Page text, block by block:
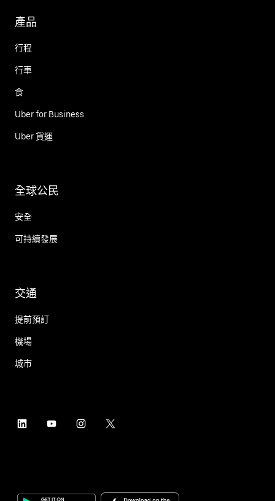
產品
行程
行車
食
Uber for Business
Uber 貨運
全球公民
安全
可持續發展
交通
提前預訂
機場
城市